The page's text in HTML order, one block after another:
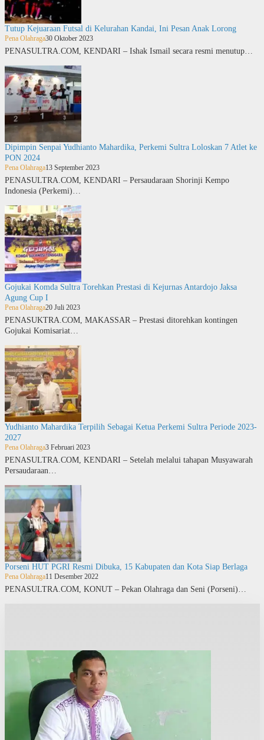
Tutup Kejuaraan Futsal di Kelurahan Kandai, Ini Pesan Anak Lorong
Pena Olahraga30 Oktober 2023
PENASULTRA.COM, KENDARI – Ishak Ismail secara resmi menutup…
Dipimpin Senpai Yudhianto Mahardika, Perkemi Sultra Loloskan 7 Atlet ke
PON 2024
Pena Olahraga13 September 2023
PENASULTRA.COM, KENDARI – Persaudaraan Shorinji Kempo
Indonesia (Perkemi)…
Gojukai Komda Sultra Torehkan Prestasi di Kejurnas Antardojo Jaksa
Agung Cup I
Pena Olahraga20 Juli 2023
PENASUKTRA.COM, MAKASSAR – Prestasi ditorehkan kontingen
Gojukai Komisariat…
Yudhianto Mahardika Terpilih Sebagai Ketua Perkemi Sultra Periode 2023-
2027
Pena Olahraga3 Februari 2023
PENASULTRA.COM, KENDARI – Setelah melalui tahapan Musyawarah
Persaudaraan…
Porseni HUT PGRI Resmi Dibuka, 15 Kabupaten dan Kota Siap Berlaga
Pena Olahraga11 Desember 2022
PENASULTRA.COM, KONUT – Pekan Olahraga dan Seni (Porseni)…